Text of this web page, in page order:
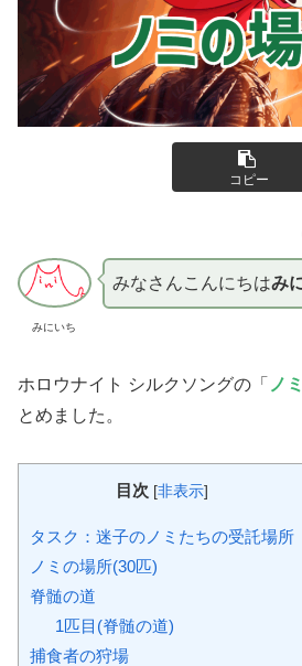
コピー
みにいち
みなさんこんにちはみ
ホロウナイト シルクソングの「 ノミ
とめました。
目次 [非表示]
タスク：迷子のノミたちの受託場所
ノミの場所(30匹)
脊髄の道
1匹目(脊髄の道)
捕食者の狩場